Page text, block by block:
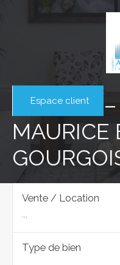
Espace client
MAISON
MAURICE
Vente / Location
...
Type de bien